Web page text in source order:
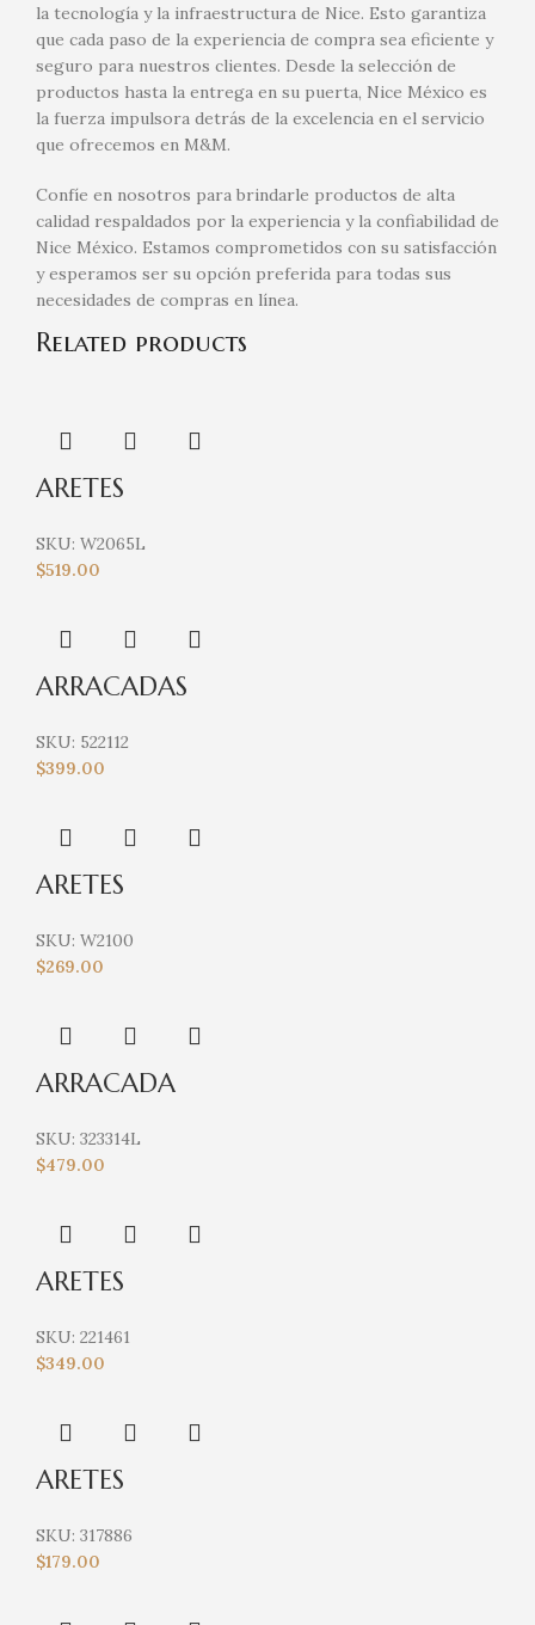
la tecnología y la infraestructura de Nice. Esto garantiza
que cada paso de la experiencia de compra sea eficiente y
seguro para nuestros clientes. Desde la selección de
productos hasta la entrega en su puerta, Nice México es
la fuerza impulsora detrás de la excelencia en el servicio
que ofrecemos en M&M.
Confíe en nosotros para brindarle productos de alta
calidad respaldados por la experiencia y la confiabilidad de
Nice México. Estamos comprometidos con su satisfacción
y esperamos ser su opción preferida para todas sus
necesidades de compras en línea.
Related products
ARETES
SKU: W2065L
$519.00
ARRACADAS
SKU: 522112
$399.00
ARETES
SKU: W2100
$269.00
ARRACADA
SKU: 323314L
$479.00
ARETES
SKU: 221461
$349.00
ARETES
SKU: 317886
$179.00